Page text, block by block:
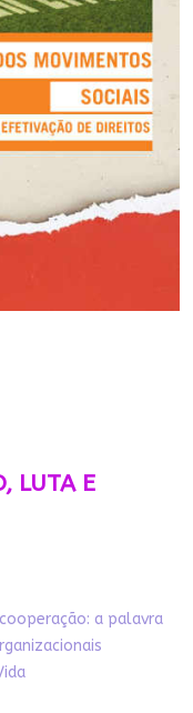
LUTA E
a palavra